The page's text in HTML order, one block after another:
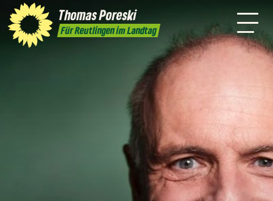
Thomas Poreski
Für Reutlingen im Landtag